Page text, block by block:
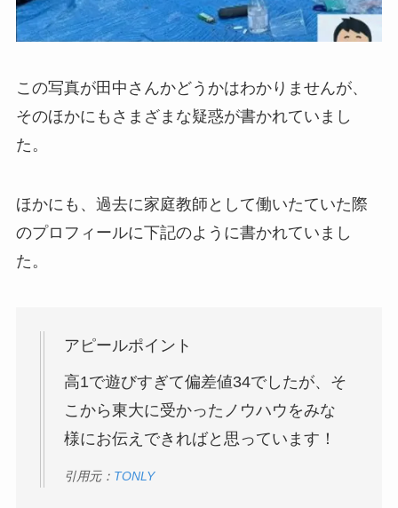
この写真が田中さんかどうかはわかりませんが、
そのほかにもさまざまな疑惑が書かれていまし
た。
ほかにも、過去に家庭教師として働いたていた際
のプロフィールに下記のように書かれていまし
た。
アピールポイント
高1で遊びすぎて偏差値34でしたが、そ
こから東大に受かったノウハウをみな
様にお伝えできればと思っています！
引用元： TONLY